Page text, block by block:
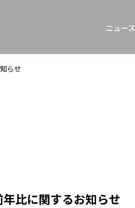
ニュース
らせ
年比に関するお知らせ